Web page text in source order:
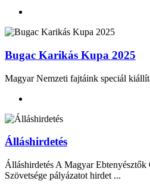
Bugac Karikás Kupa 2025
Magyar Nemzeti fajtáink speciál
Álláshirdetés
Álláshirdetés A Magyar Ebtenyésztők
Szövetsége pályázatot hirdet ...